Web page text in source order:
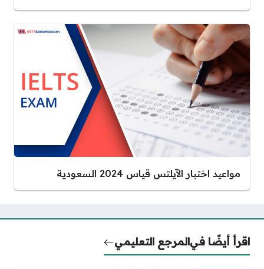
مواعيد اختبار الآيلتس قياس 2024 السعودية
اقرأ أيضًا فيالمرجع التعليمي